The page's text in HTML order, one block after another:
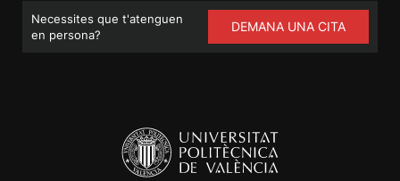
Necessites que t'atenguen
en persona?
DEMANA UNA CITA